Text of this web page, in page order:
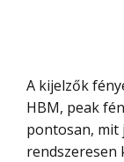
A kijelzők fényereje körül nagy a káosz. SDR, HDR,
HBM, peak
pontosan, mit
rendszeresen